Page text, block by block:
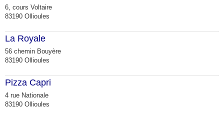
6, cours Voltaire
83190 Ollioules
La Royale
56 chemin Bouyère
83190 Ollioules
Pizza Capri
4 rue Nationale
83190 Ollioules